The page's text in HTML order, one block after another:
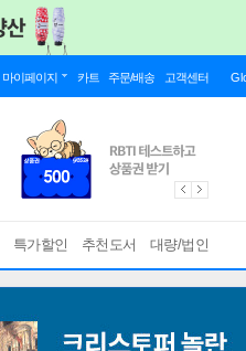
마이페이지 카트 주문/배송 고객센터
특가할인 추천도서 대량/법인